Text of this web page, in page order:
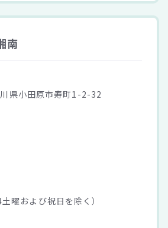
南
県小田原市寿町1-2-32
曜および祝日を除く）